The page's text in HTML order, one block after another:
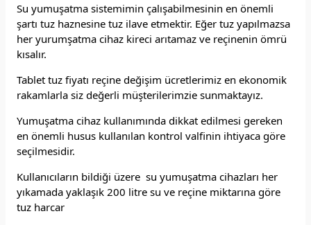
Su yumuşatma sistemimin çalışabilmesinin en önemli
şartı tuz haznesine tuz ilave etmektir. Eğer tuz yapılmazsa
her yurumşatma cihaz kireci arıtamaz ve reçinenin ömrü
kısalır.
Tablet tuz fiyatı reçine değişim ücretlerimiz en ekonomik
rakamlarla siz değerli müşterilerimzie sunmaktayız.
Yumuşatma cihaz kullanımında dikkat edilmesi gereken
en önemli husus kullanılan kontrol valfinin ihtiyaca göre
seçilmesidir.
Kullanıcıların bildiği üzere su yumuşatma cihazları her
yıkamada yaklaşık 200 litre su ve reçine miktarına göre
tuz harcar